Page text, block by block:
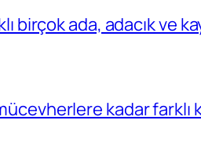
birçok ada, adacık ve
kadar farklı